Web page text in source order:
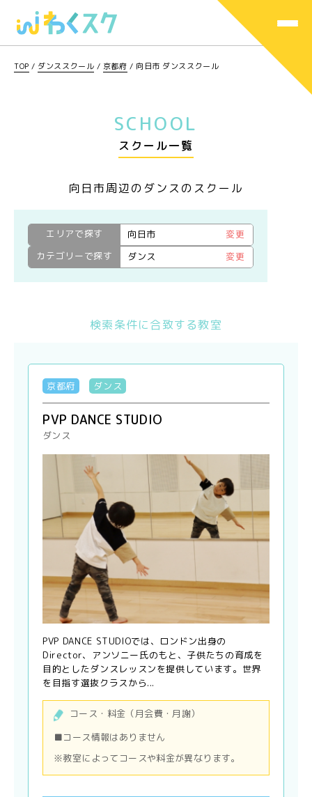
TOP / ダンススクール / 京都府 / 向日市 ダンススクール
SCHOOL
スクール一覧
向日市周辺のダンスのスクール
エリアで探す 向日市
変更
カテゴリーで探す
ダンス 変更
検索条件に合致する教室
京都府 ダンス
PVP DANCE STUDIO
ダンス
PVP DANCE STUDIOでは、ロンドン出身の
Director、アンソニー氏のもと、子供たちの育成を
目的としたダンスレッスンを提供しています。世界
を目指す選抜クラスから...
コース・料金（月会費・月謝）
■コース情報はありません
※教室によってコースや料金が異なります。